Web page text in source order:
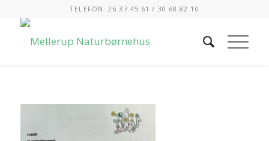
TELEFON: 26 37 45 61 / 30 68 82 10